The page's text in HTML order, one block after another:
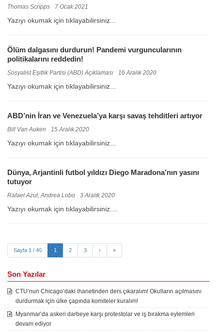
Thomas Scripps 7 Ocak 2021
Yazıyı okumak için tıklayabilirsiniz...
Ölüm dalgasını durdurun! Pandemi vurguncularının
politikalarını reddedin!
Sosyalist Eşitlik Partisi (ABD) Açıklaması 16 Aralık 2020
Yazıyı okumak için tıklayabilirsiniz...
ABD’nin İran ve Venezuela’ya karşı savaş tehditleri artıyor
Bill Van Auken 15 Aralık 2020
Yazıyı okumak için tıklayabilirsiniz...
Dünya, Arjantinli futbol yıldızı Diego Maradona’nın yasını
tutuyor
Rafael Azul, Andrea Lobo 3 Aralık 2020
Yazıyı okumak için tıklayabilirsiniz....
Sayfa 1 / 40 1 2 3 › »
Son Yazılar
CTU’nun Chicago’daki ihanetinden ders çıkaralım! Okulların açılmasını
durdurmak için ülke çapında komiteler kuralım!
Myanmar’da askeri darbeye karşı protestolar ve iş bırakma eylemleri
devam ediyor